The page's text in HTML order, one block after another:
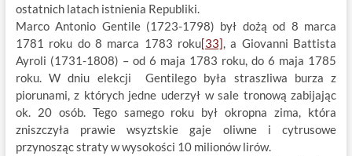
ostatnich latach istnienia Republiki.
Marco Antonio Gentile (1723-1798) był dożą od 8 marca
1781 roku do 8 marca 1783 roku[33], a Giovanni Battista
Ayroli (1731-1808) – od 6 maja 1783 roku, do 6 maja 1785
roku. W dniu elekcji Gentilego była straszliwa burza z
piorunami, z których jedne uderzył w sale tronową zabijając
ok. 20 osób. Tego samego roku był okropna zima, która
zniszczyła prawie wsyztskie gaje oliwne i cytrusowe
przynosząc straty w wysokości 10 milionów lirów.